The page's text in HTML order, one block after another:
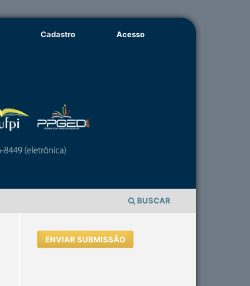
BUSCAR
Cadastro Acesso
ENVIAR SUBMISSÃO